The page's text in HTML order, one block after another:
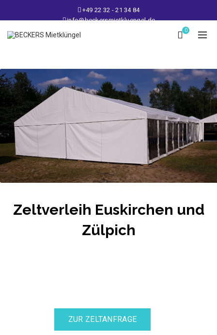
+49 22 32 - 21 34 84
info@beckersmietkluengel.de
Lager: Gutenbergstraße 1 - 50389 Wesseling
Mo - Fr: 9 – 17 Uhr, Sa: 9 – 12 Uhr
0
Zeltverleih Euskirchen und
Zülpich
ZUR ZELTANFRAGE